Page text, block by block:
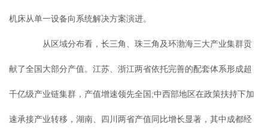
机床从单一设备向系统解决方案演进。
从区域分布看，长三角、珠三角及环渤海三大产业集群贡
献了全国大部分产值。江苏、浙江两省依托完善的配套体系形成超
千亿级产业链集群，产值增速领先全国;中西部地区在政策扶持下加
速承接产业转移，湖南、四川两省产值同比增长显著，其中成都经